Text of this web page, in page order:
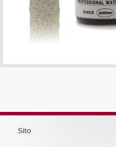
Sito